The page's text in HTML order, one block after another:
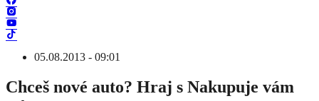
05.08.2013 - 09:01
Chceš nové auto? Hraj s Nakupuje vám